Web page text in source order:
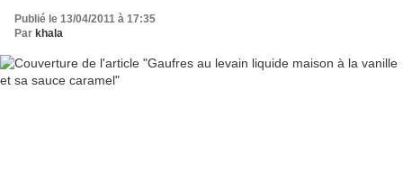
Publié le 13/04/2011 à 17:35
Par khala